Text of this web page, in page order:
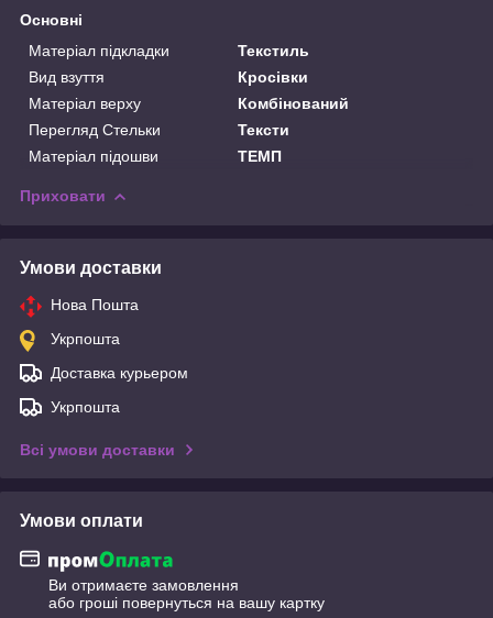
Основні
Матеріал підкладки
Текстиль
Вид взуття
Кросівки
Матеріал верху
Комбінований
Перегляд Стельки
Тексти
Матеріал підошви
ТЕМП
Приховати
Умови доставки
Нова Пошта
Укрпошта
Доставка курьером
Укрпошта
Всі умови доставки
Умови оплати
Ви отримаєте замовлення
або гроші повернуться на вашу картку